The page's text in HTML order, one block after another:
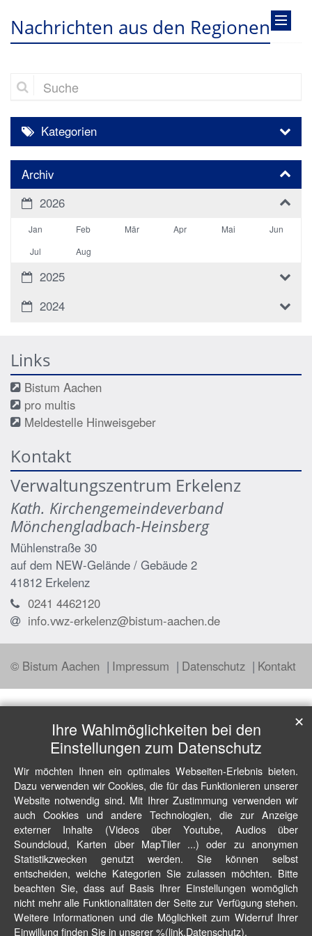
Nachrichten aus den Regionen
Suche
Kategorien
Archiv
2026
Jan Feb Mär Apr Mai
Jun
Jul
Aug
2025
2024
Links
Bistum Aachen
pro multis
Meldestelle Hinweisgeber
Kontakt
Verwaltungszentrum Erkelenz
Kath. Kirchengemeindeverband
Mönchengladbach-Heinsberg
Mühlenstraße 30
auf dem NEW-Gelände / Gebäude 2
41812 Erkelenz
0241 4462120
info.vwz-erkelenz@bistum-aachen.de
© Bistum Aachen Impressum Datenschutz Kontakt
Ihre Wahlmöglichkeiten bei den
Einstellungen zum Datenschutz
Wir möchten Ihnen ein optimales Webseiten-Erlebnis bieten.
Dazu verwenden wir Cookies, die für das Funktionieren unserer
Website notwendig sind. Mit Ihrer Zustimmung verwenden wir
auch Cookies und andere Technologien, die zur Anzeige
externer Inhalte (Videos über Youtube, Audios über
Soundcloud, Karten über MapTiler ...) oder zu anonymen
Statistikzwecken genutzt werden. Sie können selbst
entscheiden, welche Kategorien Sie zulassen möchten. Bitte
beachten Sie, dass auf Basis Ihrer Einstellungen womöglich
nicht mehr alle Funktionalitäten der Seite zur Verfügung stehen.
Weitere Informationen und die Möglichkeit zum Widerruf Ihrer
Einwillung finden Sie in unserer %(link.Datenschutz).
✕